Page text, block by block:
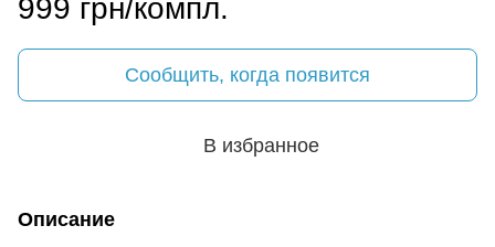
999 грн/компл.
Сообщить, когда появится
В избранное
Описание